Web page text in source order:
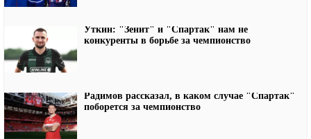
Уткин: "Зенит" и "Спартак" нам не
конкуренты в борьбе за чемпионство
Радимов рассказал, в каком случае "Спартак"
поборется за чемпионство